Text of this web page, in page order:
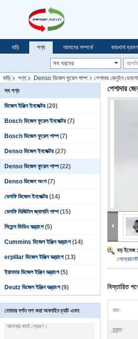
বাড়ি পণ্য আমাদের সম্পর্কে কারখানা ভ্রমণ
বাড়ি পণ্য Denso ডিজেল ফুয়েল পাম্প
পেশাদার জেনুইন
সব পণ্য
ডিজেল ইঞ্জিন ইনজেক্টর (20)
Bosch ডিজেল ফুয়েল ইনজেক্টর (7)
Bosch ডিজেল ফুয়েল পাম্প (7)
Denso ডিজেল ইনজেক্টর (27)
Denso ডিজেল ফুয়েল পাম্প (22)
Denso ডিজেল অংশ (7)
ডেলফি ডিজেল ইনজেক্টর (14)
ডেলফি ডিজিটাল জ্বালানি পাম্প (15)
সিমেন্স ভিডিও যন্ত্রাংশ (5)
Cummins ডিজেল ইঞ্জিন যন্ত্রাংশ (14)
erpillar ডিজেল ইঞ্জিন যন্ত্রাংশ (13)
ইয়ানমার ডিজেল ইঞ্জিন যন্ত্রাংশ (5)
Deutz ডিজেল ইঞ্জিন যন্ত্রাংশ (9)
তোমার দর্শন লগ করা অনলাইন চ্যাট এখন
পেশাদার
বড় ইমেজ :
বিস্তারিত
নাম:
ব্র্যান্ড: